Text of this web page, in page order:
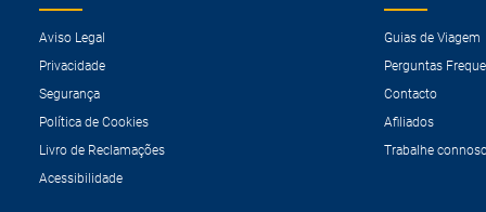
Aviso Legal
Privacidade
Segurança
Política de Cookies
Livro de Reclamações
Acessibilidade
Guias de Viagem
Perguntas
Contacto
Afiliados
Trabalhe